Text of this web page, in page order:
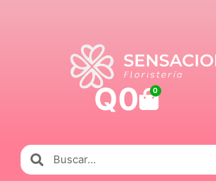
Q0 0
Carrito
Buscar